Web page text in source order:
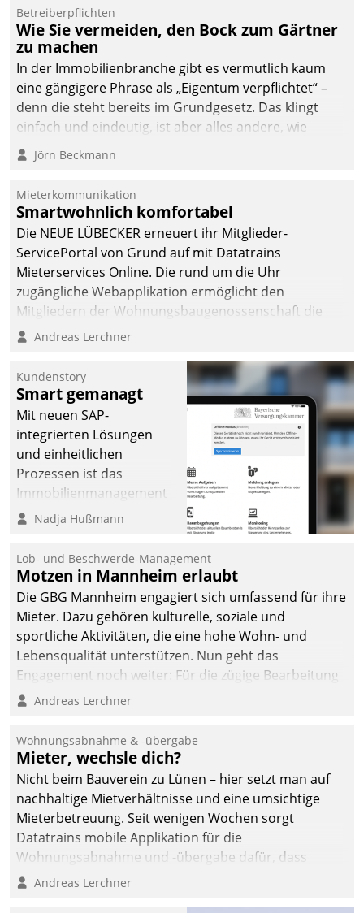
Datatrain ermöglicht
automatisiert ausgelöste,
zielgerichtete
Mieterbefragungen – eine
starke Grundlage für
intelligente,
Entscheidungen.
Betreiberpflichten
Wie Sie vermeiden, den Bock zum Gärtner
zu machen
In der Immobilienbranche gibt es vermutlich kaum
eine gängigere Phrase als „Eigentum verpflichtet“ –
denn die steht bereits im Grundgesetz. Das klingt
einfach und eindeutig, ist aber alles andere, wie
Branchenbeschäftigte wissen. Denn mit der
Verantwortung folgen Verpflichtungen.
Jörn Beckmann
Mieterkommunikation
Smartwohnlich komfortabel
Die NEUE LÜBECKER erneuert ihr Mitglieder-
ServicePortal von Grund auf mit Datatrains
Mieterservices Online. Die rund um die Uhr
zugängliche Webapplikation ermöglicht den
Mitgliedern der Wohnungs­bau­genossenschaft die
Kontaktaufnahme per Smartphone, Tablet oder PC.
Andreas Lerchner
Kundenstory
Smart gemanagt
Mit neuen SAP-
integrierten Lösungen
und einheitlichen
Prozessen ist das
Immobilienmanagement
der Bayerischen
Ressort Kapitalanlage für
künftige Aufgaben und
Herausforderungen
gerüstet.
Nadja Hußmann
Lob- und Beschwerde-Management
Motzen in Mannheim erlaubt
Die GBG Mannheim engagiert sich umfassend für ihre
Mieter. Dazu gehören kulturelle, soziale und
sportliche Aktivitäten, die eine hohe Wohn- und
Lebensqualität unterstützen. Nun geht das
Engagement noch weiter: Für die zügige Bearbeitung
von Beschwerden – oder Lob – richtet das
und Beschwerde-Management einen eigenen Kanal
ein.
Andreas Lerchner
Wohnungsabnahme & -übergabe
Mieter, wechsle dich?
Nicht beim Bauverein zu Lünen – hier setzt man auf
nachhaltige Mietverhältnisse und eine umsichtige
Mieterbetreuung. Seit wenigen Wochen sorgt
Datatrains mobile Applikation für die
Wohnungsabnahme und -übergabe dafür, dass
Mieter wohlgeordnet kommen und, so es sein muss,
Andreas Lerchner